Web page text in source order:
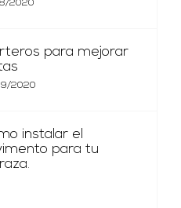
2020
para mejorar
2020
instalar el
para tu